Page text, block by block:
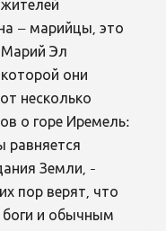
– марийцы, это
Марий Эл
они
несколько
о горе Иремель:
равняется
Земли, -
пор верят, что
боги и обычным